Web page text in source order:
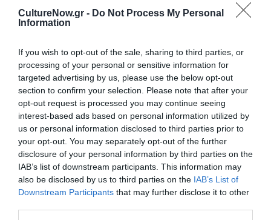
CultureNow.gr - Do Not Process My Personal
Information
If you wish to opt-out of the sale, sharing to third parties, or
processing of your personal or sensitive information for
targeted advertising by us, please use the below opt-out
section to confirm your selection. Please note that after your
opt-out request is processed you may continue seeing
interest-based ads based on personal information utilized by
us or personal information disclosed to third parties prior to
your opt-out. You may separately opt-out of the further
disclosure of your personal information by third parties on the
IAB’s list of downstream participants. This information may
also be disclosed by us to third parties on the IAB’s List of
Downstream Participants that may further disclose it to other
Τορόντο, Σάντανς, Κλερμόν-Φεράν).
Future είναι οι:
Κλέλια Ανδριολάτου
Η Κλέλια Ανδριολάτου γεννήθηκε στη Θεσσαλονίκη.
Αποφοίτησε από τη Δραματική Σχολή του Ωδείου
Αθηνών το 2021 και έχει πρωταγωνιστήσει στην ταινία
18 του Βασίλη Δούβλη. Αυτή τη σεζόν πρωταγωνιστεί
στην τηλεοπτική σειρά Maestro του Χριστόφορου
Παπακαλιάτη.
Ιωσήφ Γαβριελάτος